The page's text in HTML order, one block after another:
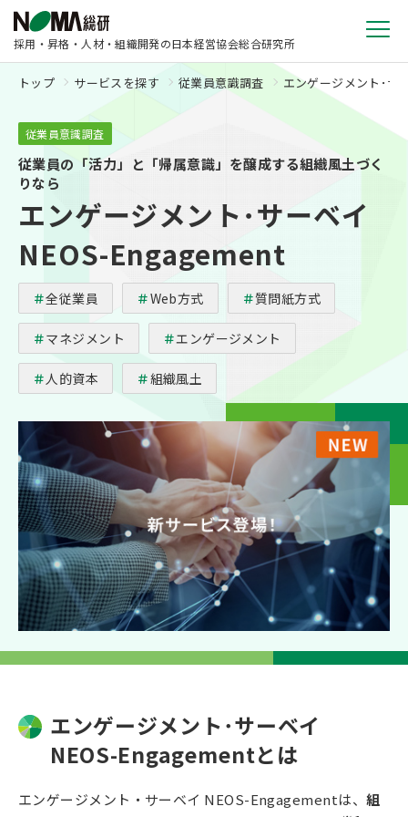
採用・昇格・人材・組織開発の日本経営協会総合研究所
トップ サービスを探す 従業員意識調査 エンゲージメント･サ
従業員意識調査
従業員の「活力」と「帰属意識」を醸成する組織風土づく
りなら
エンゲージメント･サーベイ
NEOS-Engagement
全従業員 Web方式 質問紙方式
マネジメント エンゲージメント
人的資本 組織風土
エンゲージメント･サーベイ
NEOS-Engagementとは
エンゲージメント・サーベイ NEOS-Engagementは、 組